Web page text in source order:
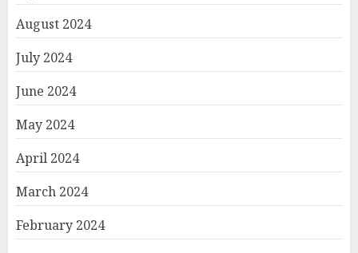
August 2024
July 2024
June 2024
May 2024
April 2024
March 2024
February 2024